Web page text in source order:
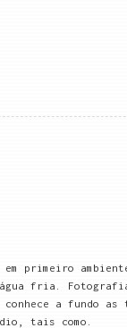
primeiro
fria. Fotografia
a fundo
tais como.